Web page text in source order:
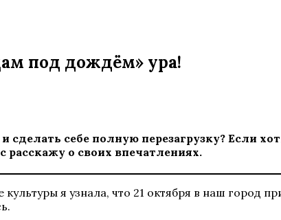
под дождём» ура!
сделать себе полную перезагрузку?
расскажу о своих впечатлениях.
я узнала, что 21 октября в наш город